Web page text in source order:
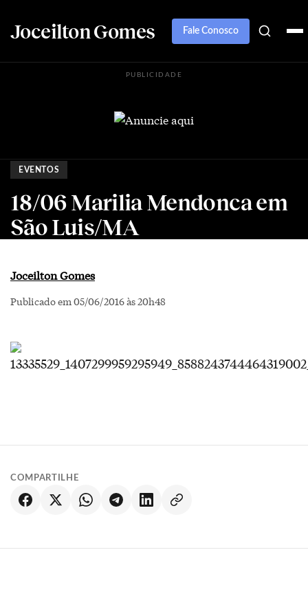
Joceilton Gomes Fale Conosco
PUBLICIDADE
EVENTOS
18/06 Marilia Mendonca em
São Luis/MA
Joceilton Gomes
Publicado em 05/06/2016 às 20h48
COMPARTILHE